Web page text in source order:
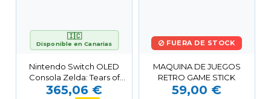
🇮🇨
Disponible en Canarias
Nintendo Switch OLED
Consola Zelda: Tears of
Kingdom Limited Edition
365,06 €
FUERA DE STOCK
MAQUINA DE JUEGOS
RETRO GAME STICK
59,00 €